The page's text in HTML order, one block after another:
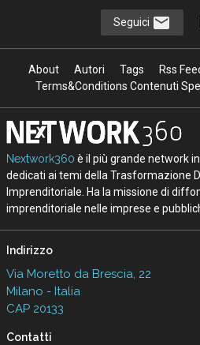
Seguici
About Autori Tags Rss
Terms&Conditions Contenuti
Nextwork360 è il più grande network
dedicati ai temi della Trasformazione
Imprenditoriale. Ha la missione di
imprenditoriale nelle imprese e
Indirizzo
Via Moretto da Brescia, 22
Milano - Italia
CAP 20133
Contatti